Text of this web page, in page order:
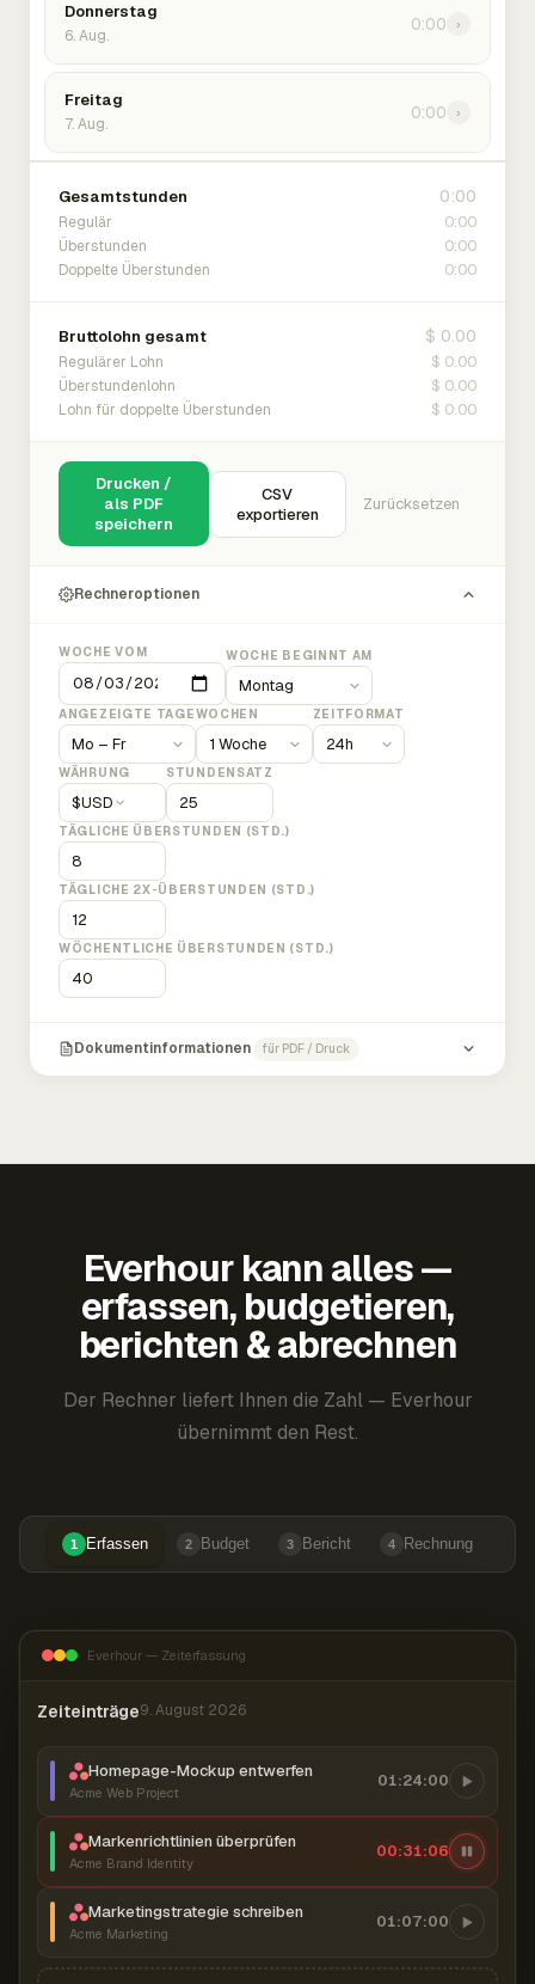
Donnerstag
6. Aug.
0:00 ›
Freitag
7. Aug.
0:00 ›
Gesamtstunden 0:00
Regulär 0:00
Überstunden 0:00
Doppelte Überstunden 0:00
Bruttolohn gesamt $ 0.00
Regulärer Lohn $ 0.00
Überstundenlohn $ 0.00
Lohn für doppelte Überstunden $ 0.00
Drucken /
als PDF
speichern
CSV
exportieren
Zurücksetzen
Rechneroptionen
WOCHE VOM WOCHE BEGINNT AM
ANGEZEIGTE TAGEWOCHEN ZEITFORMAT
WÄHRUNG
$USD
STUNDENSATZ
TÄGLICHE ÜBERSTUNDEN (STD.)
TÄGLICHE 2X-ÜBERSTUNDEN (STD.)
WÖCHENTLICHE ÜBERSTUNDEN (STD.)
Dokumentinformationen für PDF / Druck
Everhour kann alles —
erfassen, budgetieren,
berichten & abrechnen
Der Rechner liefert Ihnen die Zahl — Everhour
übernimmt den Rest.
1 Erfassen 2 Budget 3 Bericht 4 Rechnung
Everhour — Zeiterfassung
Zeiteinträge9. August 2026
Homepage-Mockup entwerfen
Acme Web Project
01:24:00
Markenrichtlinien überprüfen
Acme Brand Identity
00:31:07
Marketingstrategie schreiben
Acme Marketing
01:07:00